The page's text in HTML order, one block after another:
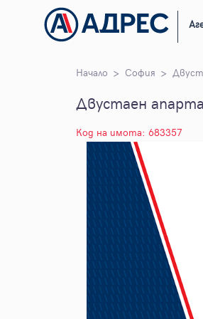
Начало София
Двустаен
Код на имота: 683357